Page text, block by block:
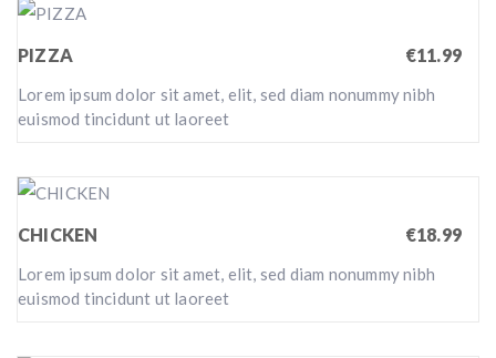
PIZZA €11.99
Lorem ipsum dolor sit amet, elit, sed diam nonummy nibh
euismod tincidunt ut laoreet
CHICKEN €18.99
Lorem ipsum dolor sit amet, elit, sed diam nonummy nibh
euismod tincidunt ut laoreet